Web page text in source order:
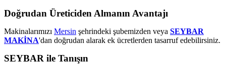
Doğrudan Üreticiden Almanın Avantajı
Makinalarımızı Mersin şehrindeki şubemizden veya SEYBAR
MAKİNA'dan doğrudan alarak ek ücretlerden tasarruf edebilirsiniz.
SEYBAR ile Tanışın